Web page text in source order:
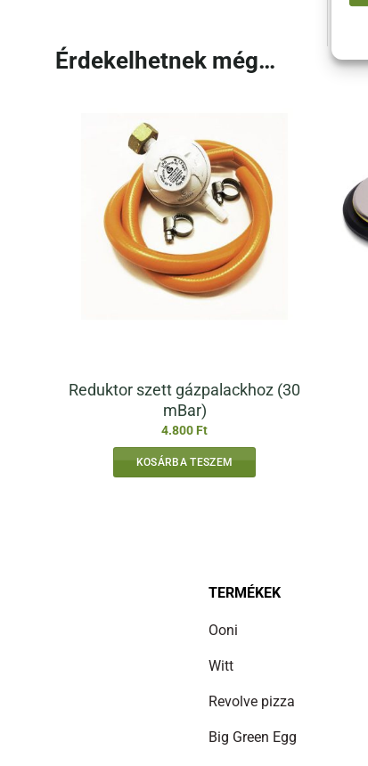
Érdekelhetnek még…
Reduktor szett gázpalackhoz (30
mBar)
4.800 Ft
KOSÁRBA TESZEM
TERMÉKEK
Ooni
Witt
Revolve pizza
Big Green Egg